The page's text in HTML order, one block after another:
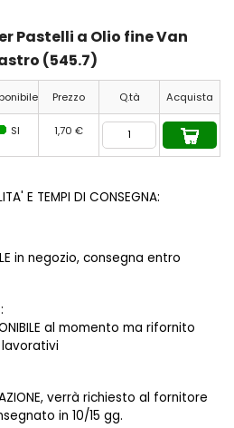
Pastelli a Olio fine Van
(545.7)
Prezzo Q.tà Acquista
SI 1,70 €
E TEMPI DI CONSEGNA:
in negozio, consegna entro
al momento ma rifornito
lavorativi
verrà richiesto al fornitore
in 10/15 gg.